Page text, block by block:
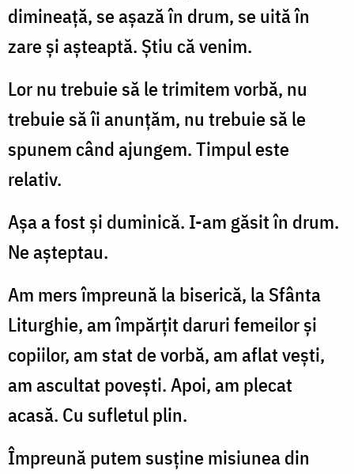
dimineață, se așază în drum, se uită în
zare și așteaptă. Știu că venim.
Lor nu trebuie să le trimitem vorbă, nu
trebuie să îi anunțăm, nu trebuie să le
spunem când ajungem. Timpul este
relativ.
Așa a fost și duminică. I-am găsit în drum.
Ne așteptau.
Am mers împreună la biserică, la Sfânta
Liturghie, am împărțit daruri femeilor și
copiilor, am stat de vorbă, am aflat vești,
am ascultat povești. Apoi, am plecat
acasă. Cu sufletul plin.
Împreună putem susține misiunea din